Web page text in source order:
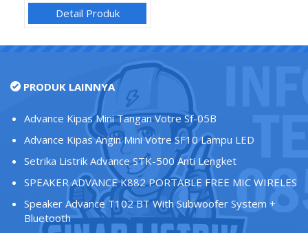
Detail Produk
PRODUK LAINNYA
Advance Kipas Mini Tangan Votre Sf-05B
Advance Kipas Angin Mini Votre SF10 Lampu LED
Setrika Listrik Advance STK-500 Anti Lengket
SPEAKER ADVANCE K882 PORTABLE FREE MIC WIRELES
Speaker Advance T102 BT With Subwoofer System +
Bluetooth